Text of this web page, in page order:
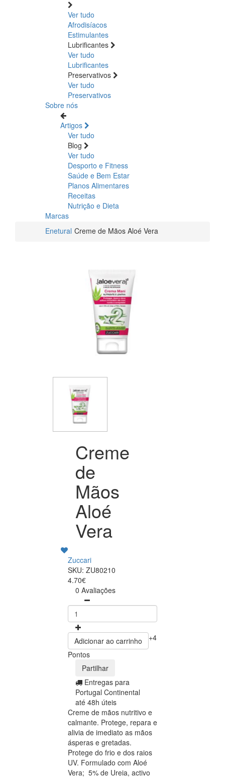
Ver tudo
Afrodisíacos
Estimulantes
Lubrificantes
Ver tudo
Lubrificantes
Preservativos
Ver tudo
Preservativos
Sobre nós
Artigos
Ver tudo
Blog
Ver tudo
Desporto e Fitness
Saúde e Bem Estar
Planos Alimentares
Receitas
Nutrição e Dieta
Marcas
Enetural Creme de Mãos Aloé Vera
Creme
de
Mãos
Aloé
Vera
Zuccari
SKU: ZU80210
4.70€
0 Avaliações
Adicionar ao carrinho
+4
Pontos
Partilhar
Entregas para
Portugal Continental
até 48h úteis
Creme de mãos nutritivo e
calmante. Protege, repara e
alivia de imediato as mãos
ásperas e gretadas.
Protege do frio e dos raios
UV. Formulado com Aloé
Vera; 5% de Ureia, activo